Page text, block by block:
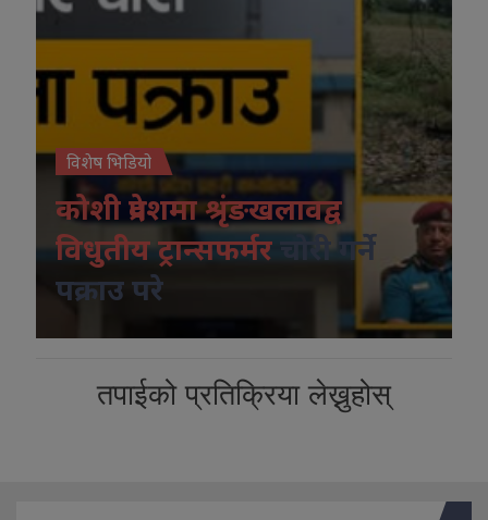
विशेष भिडियो
कोशी प्रदेशमा श्रृंङखलावद्व
विधुतीय ट्रान्सफर्मर
चोरी गर्ने
पक्राउ परे
तपाईको प्रतिक्रिया लेख्नुहोस्